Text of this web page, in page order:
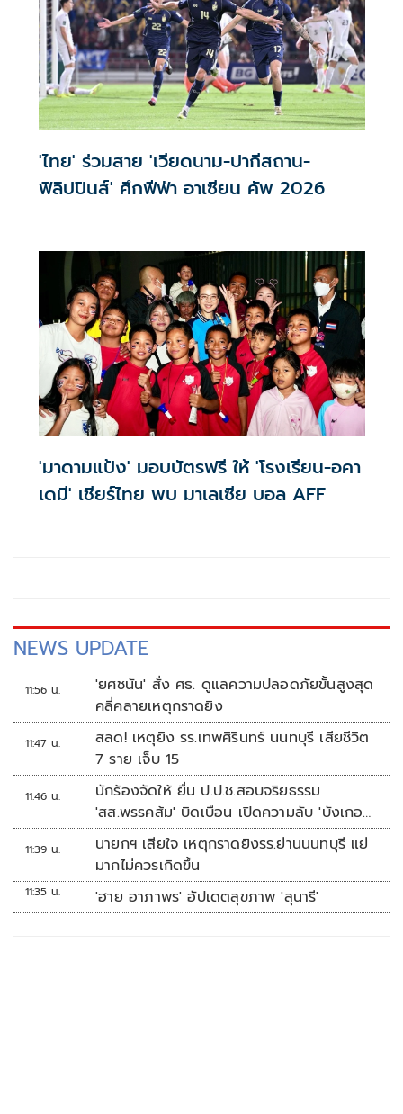
'ไทย' ร่วมสาย 'เวียดนาม-ปากีสถาน-
ฟิลิปปินส์' ศึกฟีฟ่า อาเซียน คัพ 2026
'มาดามแป้ง' มอบบัตรฟรี ให้ 'โรงเรียน-อคา
เดมี' เชียร์ไทย พบ มาเลเซีย บอล AFF
NEWS UPDATE
11:56 น.
'ยศชนัน' สั่ง ศธ. ดูแลความปลอดภัยขั้นสูงสุด
คลี่คลายเหตุกราดยิง
11:47 น.
สลด! เหตุยิง รร.เทพศิรินทร์ นนทบุรี เสียชีวิต
7 ราย เจ็บ 15
11:46 น.
นักร้องจัดให้ ยื่น ป.ป.ช.สอบจริยธรรม
'สส.พรรคส้ม' บิดเบือน เปิดความลับ 'บังเกอร์
ทหาร'
11:39 น.
นายกฯ เสียใจ เหตุกราดยิงรร.ย่านนนทบุรี แย่
มากไม่ควรเกิดขึ้น
11:35 น. 'ฮาย อาภาพร' อัปเดตสุขภาพ 'สุนารี'